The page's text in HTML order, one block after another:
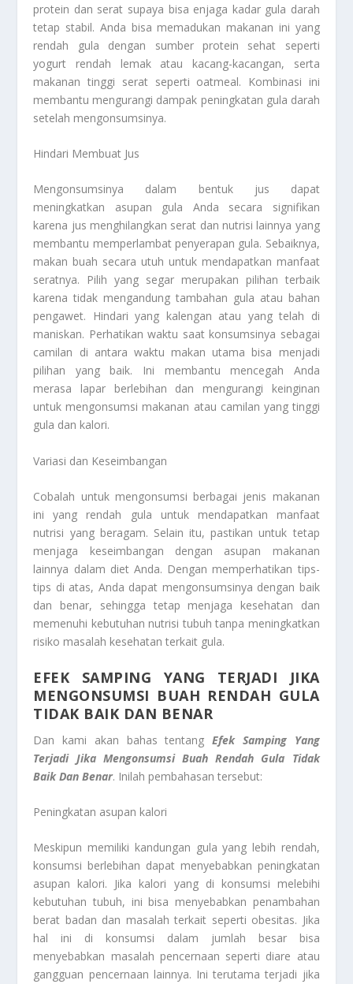
protein dan serat supaya bisa enjaga kadar gula darah
tetap stabil. Anda bisa memadukan makanan ini yang
rendah gula dengan sumber protein sehat seperti
yogurt rendah lemak atau kacang-kacangan, serta
makanan tinggi serat seperti oatmeal. Kombinasi ini
membantu mengurangi dampak peningkatan gula darah
setelah mengonsumsinya.
Hindari Membuat Jus
Mengonsumsinya dalam bentuk jus dapat
meningkatkan asupan gula Anda secara signifikan
karena jus menghilangkan serat dan nutrisi lainnya yang
membantu memperlambat penyerapan gula. Sebaiknya,
makan buah secara utuh untuk mendapatkan manfaat
seratnya. Pilih yang segar merupakan pilihan terbaik
karena tidak mengandung tambahan gula atau bahan
pengawet. Hindari yang kalengan atau yang telah di
maniskan. Perhatikan waktu saat konsumsinya sebagai
camilan di antara waktu makan utama bisa menjadi
pilihan yang baik. Ini membantu mencegah Anda
merasa lapar berlebihan dan mengurangi keinginan
untuk mengonsumsi makanan atau camilan yang tinggi
gula dan kalori.
Variasi dan Keseimbangan
Cobalah untuk mengonsumsi berbagai jenis makanan
ini yang rendah gula untuk mendapatkan manfaat
nutrisi yang beragam. Selain itu, pastikan untuk tetap
menjaga keseimbangan dengan asupan makanan
lainnya dalam diet Anda. Dengan memperhatikan tips-
tips di atas, Anda dapat mengonsumsinya dengan baik
dan benar, sehingga tetap menjaga kesehatan dan
memenuhi kebutuhan nutrisi tubuh tanpa meningkatkan
risiko masalah kesehatan terkait gula.
EFEK SAMPING YANG TERJADI JIKA
MENGONSUMSI BUAH RENDAH GULA
TIDAK BAIK DAN BENAR
Dan kami akan bahas tentangEfek Samping Yang
Terjadi Jika Mengonsumsi Buah Rendah Gula Tidak
Baik Dan Benar. Inilah pembahasan tersebut:
Peningkatan asupan kalori
Meskipun memiliki kandungan gula yang lebih rendah,
konsumsi berlebihan dapat menyebabkan peningkatan
asupan kalori. Jika kalori yang di konsumsi melebihi
kebutuhan tubuh, ini bisa menyebabkan penambahan
berat badan dan masalah terkait seperti obesitas. Jika
hal ini di konsumsi dalam jumlah besar bisa
menyebabkan masalah pencernaan seperti diare atau
gangguan pencernaan lainnya. Ini terutama terjadi jika